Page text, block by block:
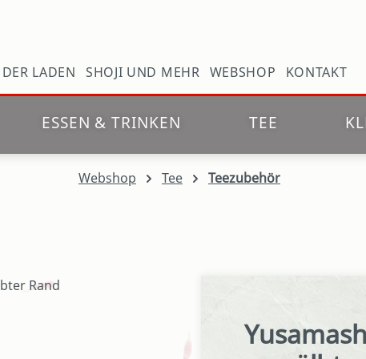
DER LADEN SHOJI UND MEHR WEBSHOP KONTAKT
ESSEN & TRINKEN TEE
Webshop Tee Teezubehör